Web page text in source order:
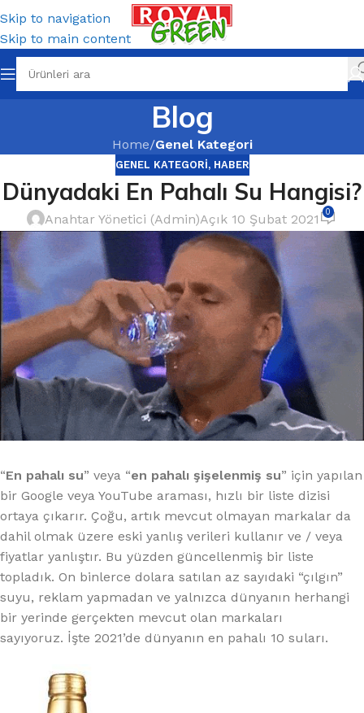
Skip to navigation
Skip to main content
Blog
Home/Genel Kategori
GENEL KATEGORI, HABER
Dünyadaki En Pahalı Su Hangisi?
Anahtar Yönetici (Admin)Açık 10 Şubat 2021 0
“En pahalı su” veya “en pahalı şişelenmiş su” için yapılan
bir Google veya YouTube araması, hızlı bir liste dizisi
ortaya çıkarır. Çoğu, artık mevcut olmayan markalar da
dahil olmak üzere eski yanlış verileri kullanır ve / veya
fiyatlar yanlıştır. Bu yüzden güncellenmiş bir liste
topladık. On binlerce dolara satılan az sayıdaki “çılgın”
suyu, reklam yapmadan ve yalnızca dünyanın herhangi
bir yerinde gerçekten mevcut olan markaları
sayıyoruz. İşte 2021’de dünyanın en pahalı 10 suları.